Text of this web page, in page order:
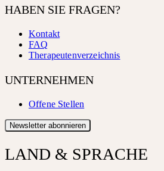
HABEN SIE FRAGEN?
Kontakt
FAQ
Therapeutenverzeichnis
UNTERNEHMEN
Offene Stellen
Newsletter abonnieren
LAND & SPRACHE